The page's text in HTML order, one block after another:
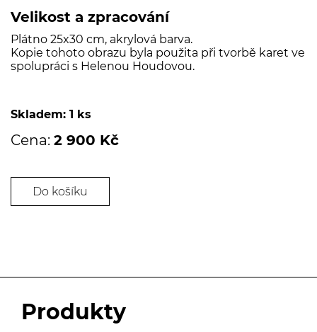
Velikost a zpracování
Plátno 25x30 cm, akrylová barva.
Kopie tohoto obrazu byla použita při tvorbě karet ve
spolupráci s Helenou Houdovou.
Skladem: 1 ks
Cena: 2 900 Kč
Do košíku
Produkty